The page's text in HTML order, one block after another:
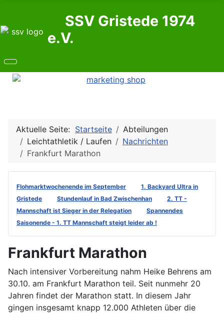
SSV Gristede 1974
e.V.
Aktuelle Seite: Startseite
Abteilungen
Leichtathletik / Laufen
Nachrichten
Frankfurt Marathon
Flohmarktwochenende im September
1. Backyard Ultra in
Gristede
Stundenlauf in Bad Zwischenhan
2. TT -
Mannschaft ist Sieger in der Relegation
Spannendes
Saisonende - 1. TT Mannschaft steigt leider ab !
Frankfurt Marathon
Nach intensiver Vorbereitung nahm Heike Behrens am
30.10. am Frankfurt Marathon teil. Seit nunmehr 20
Jahren findet der Marathon statt. In diesem Jahr
gingen insgesamt knapp 12.000 Athleten über die